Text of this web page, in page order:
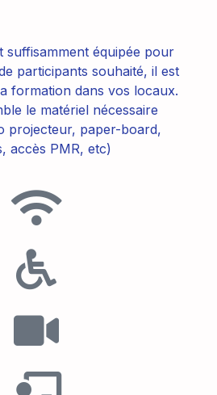
suffisamment équipée pour
participants souhaité, il est
formation dans vos locaux.
le matériel nécessaire
projecteur, paper-board,
accès PMR, etc)